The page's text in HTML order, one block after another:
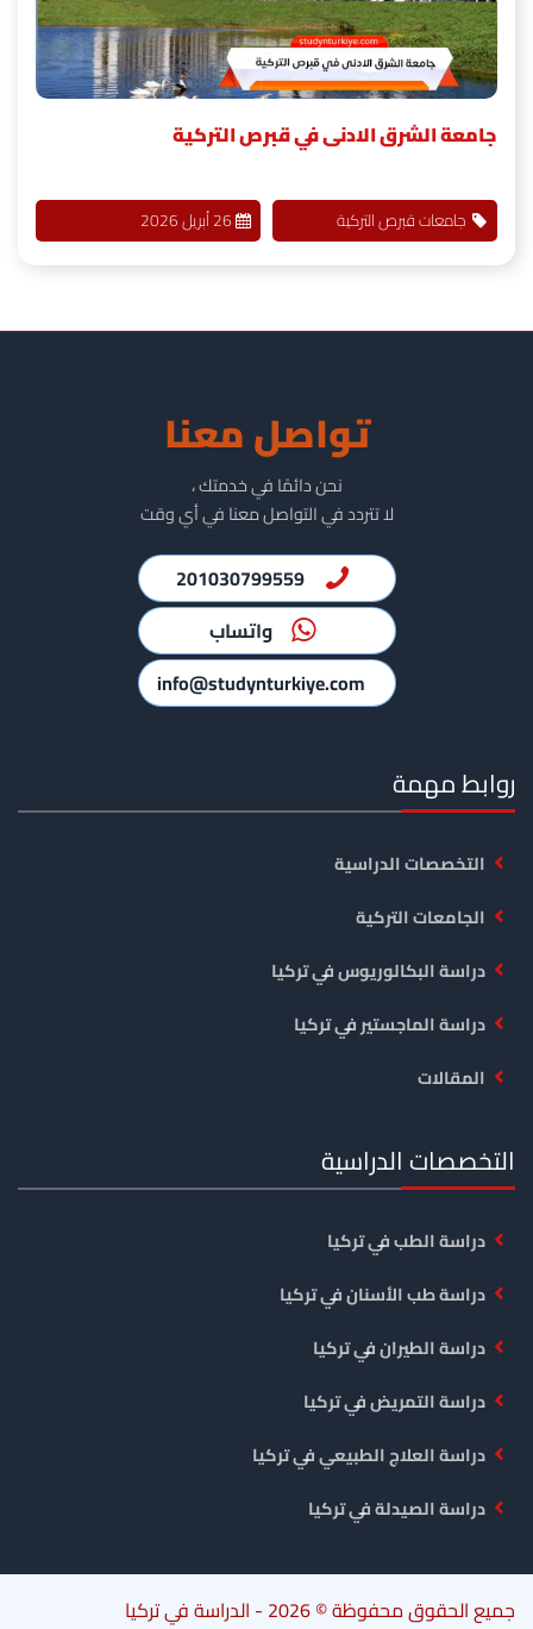
جامعة الشرق الادنى في قبرص التركية
جامعات قبرص التركية 26 أبريل 2026
تواصل معنا
نحن دائمًا في خدمتك ،
لا تتردد في التواصل معنا في أي وقت
201030799559
واتساب
info@studynturkiye.com
روابط مهمة
التخصصات الدراسية
الجامعات التركية
دراسة البكالوريوس في تركيا
دراسة الماجستير في تركيا
المقالات
التخصصات الدراسية
دراسة الطب في تركيا
دراسة طب الأسنان في تركيا
دراسة الطيران في تركيا
دراسة التمريض في تركيا
دراسة العلاج الطبيعي في تركيا
دراسة الصيدلة في تركيا
جميع الحقوق محفوظة © 2026 - الدراسة في تركيا